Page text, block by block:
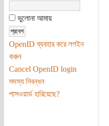
ভুলোনা আমায়
OpenID ব্যবহার করে লগইন
করুন
Cancel OpenID login
সদস্য নিবন্ধন
পাসওয়ার্ড হারিয়েছে?